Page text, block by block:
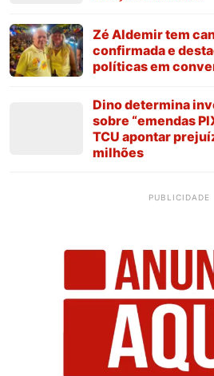
Zé Aldemir tem
confirmada e
políticas em
Dino determina
sobre “emendas
TCU apontar
milhões
PUBLICIDADE